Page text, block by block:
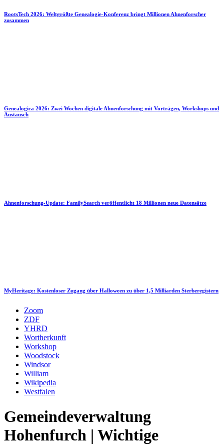
RootsTech 2026: Weltgrößte Genealogie-Konferenz bringt Millionen Ahnenforscher
zusammen
Genealogica 2026: Zwei Wochen digitale Ahnenforschung mit Vorträgen, Workshops und
Austausch
Ahnenforschung-Update: FamilySearch veröffentlicht 18 Millionen neue Datensätze
MyHeritage: Kostenloser Zugang über Halloween zu über 1,5 Milliarden Sterberegistern
Zoom
ZDF
YHRD
Wortherkunft
Workshop
Woodstock
Windsor
William
Wikipedia
Westfalen
Gemeindeverwaltung
Hohenfurch | Wichtige